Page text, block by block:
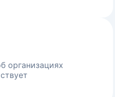
организациях